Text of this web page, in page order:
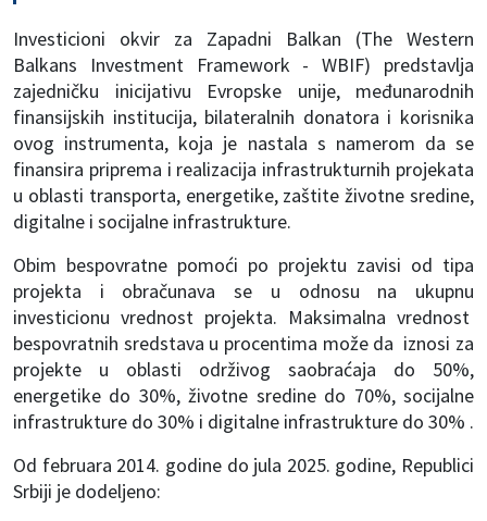
Investicioni okvir za Zapadni Balkan (The Western
Balkans Investment Framework - WBIF) predstavlja
zajedničku inicijativu Evropske unije, međunarodnih
finansijskih institucija, bilateralnih donatora i korisnika
ovog instrumenta, koja je nastala s namerom da se
finansira priprema i realizacija infrastrukturnih projekata
u oblasti transporta, energetike, zaštite životne sredine,
digitalne i socijalne infrastrukture.
Obim bespovratne pomoći po projektu zavisi od tipa
projekta i obračunava se u odnosu na ukupnu
investicionu vrednost projekta. Maksimalna vrednost
bespovratnih sredstava u procentima može da iznosi za
projekte u oblasti održivog saobraćaja do 50%,
energetike do 30%, životne sredine do 70%, socijalne
infrastrukture do 30% i digitalne infrastrukture do 30% .
Od februara 2014. godine do jula 2025. godine, Republici
Srbiji je dodeljeno: